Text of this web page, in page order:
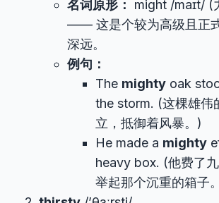
名词原形：
might /maɪt/ (
—— 这是个较为高级且正
深远。
例句：
The mighty oak
the storm. (这棵雄伟
立，抵御着风暴。)
He made a mighty
heavy box. (他费了
举起那个沉重的箱子